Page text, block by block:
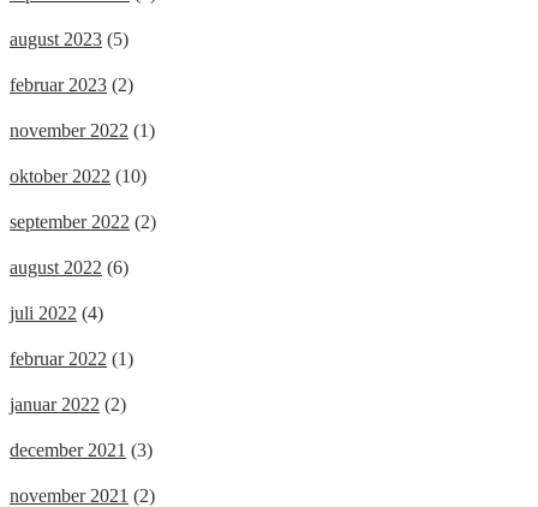
august 2023 (5)
februar 2023 (2)
november 2022 (1)
oktober 2022 (10)
september 2022 (2)
august 2022 (6)
juli 2022 (4)
februar 2022 (1)
januar 2022 (2)
december 2021 (3)
november 2021 (2)